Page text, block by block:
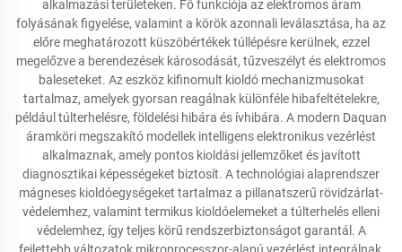
alkalmazási területeken. Fő funkciója az elektromos áram
folyásának figyelése, valamint a körök azonnali leválasztása, ha az
előre meghatározott küszöbértékek túllépésre kerülnek, ezzel
megelőzve a berendezések károsodását, tűzveszélyt és elektromos
baleseteket. Az eszköz kifinomult kioldó mechanizmusokat
tartalmaz, amelyek gyorsan reagálnak különféle hibafeltételekre,
például túlterhelésre, földelési hibára és ívhibára. A modern Daquan
áramköri megszakító modellek intelligens elektronikus vezérlést
alkalmaznak, amely pontos kioldási jellemzőket és javított
diagnosztikai képességeket biztosít. A technológiai alaprendszer
mágneses kioldóegységeket tartalmaz a pillanatszerű rövidzárlat-
védelemhez, valamint termikus kioldóelemeket a túlterhelés elleni
védelemhez, így teljes körű rendszerbiztonságot garantál. A